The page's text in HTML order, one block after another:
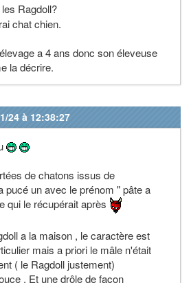
Ragdoll?
chat chien.
a 4 ans donc son éleveuse
la décrire.
24 à 12:38:27
de chatons issus de
pucé un avec le prénom " pâte a
qui le récupérait après
a la maison , le caractère est
mais a priori le mâle n'était
( le Ragdoll justement)
. Et une drôle de façon